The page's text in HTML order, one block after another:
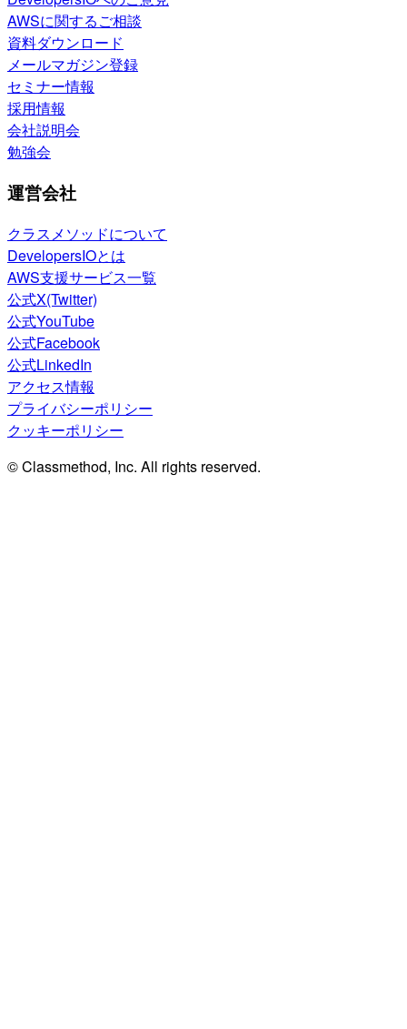
AWSに関するご相談
資料ダウンロード
メールマガジン登録
セミナー情報
採用情報
会社説明会
勉強会
運営会社
クラスメソッドについて
DevelopersIOとは
AWS支援サービス一覧
公式X(Twitter)
公式YouTube
公式Facebook
公式LinkedIn
アクセス情報
プライバシーポリシー
クッキーポリシー
© Classmethod, Inc. All rights reserved.